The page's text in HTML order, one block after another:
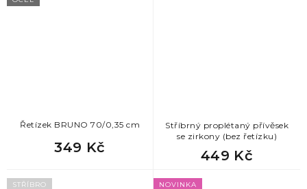
Řetízek BRUNO 70/0,35 cm
349 Kč
Stříbrný proplétaný přívěsek
se zirkony (bez řetízku)
449 Kč
STŘÍBRO
NOVINKA